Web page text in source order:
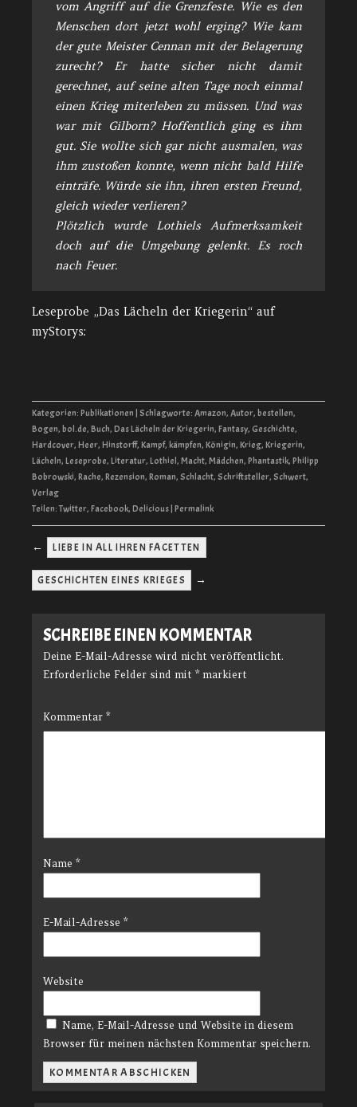
vom Angriff auf die Grenzfeste. Wie es den
Menschen dort jetzt wohl erging? Wie kam
der gute Meister Cennan mit der Belagerung
zurecht? Er hatte sicher nicht damit
gerechnet, auf seine alten Tage noch einmal
einen Krieg miterleben zu müssen. Und was
war mit Gilborn? Hoffentlich ging es ihm
gut. Sie wollte sich gar nicht ausmalen, was
ihm zustoßen konnte, wenn nicht bald Hilfe
einträfe. Würde sie ihn, ihren ersten Freund,
gleich wieder verlieren?
Plötzlich wurde Lothiels Aufmerksamkeit
doch auf die Umgebung gelenkt. Es roch
nach Feuer.
Leseprobe „Das Lächeln der Kriegerin“ auf
myStorys:
Kategorien: Publikationen | Schlagworte: Amazon, Autor, bestellen,
Bogen, bol.de, Buch, Das Lächeln der Kriegerin, Fantasy, Geschichte,
Hardcover, Heer, Hinstorff, Kampf, kämpfen, Königin, Krieg, Kriegerin,
Lächeln, Leseprobe, Literatur, Lothiel, Macht, Mädchen, Phantastik, Philipp
Bobrowski, Rache, Rezension, Roman, Schlacht, Schriftsteller, Schwert,
Verlag
Teilen: Twitter, Facebook, Delicious Permalink
← LIEBE IN ALL IHREN FACETTEN
GESCHICHTEN EINES KRIEGES →
SCHREIBE EINEN KOMMENTAR
Deine E-Mail-Adresse wird nicht veröffentlicht.
Erforderliche Felder sind mit*markiert
Kommentar*
Name*
E-Mail-Adresse*
Website
Name, E-Mail-Adresse und Website in diesem
Browser für meinen nächsten Kommentar speichern.